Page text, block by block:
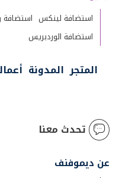
استضافة لينكس استضافة
استضافة الوردبريس
المتجر المدونة
تحدث معنا
عن ديموفنف